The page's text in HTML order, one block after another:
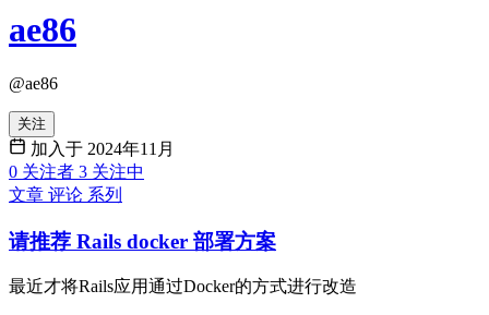
ae86
@ae86
关注
加入于 2024年11月
0 关注者 3 关注中
文章 评论 系列
请推荐 Rails docker 部署方案
最近才将Rails应用通过Docker的方式进行改造